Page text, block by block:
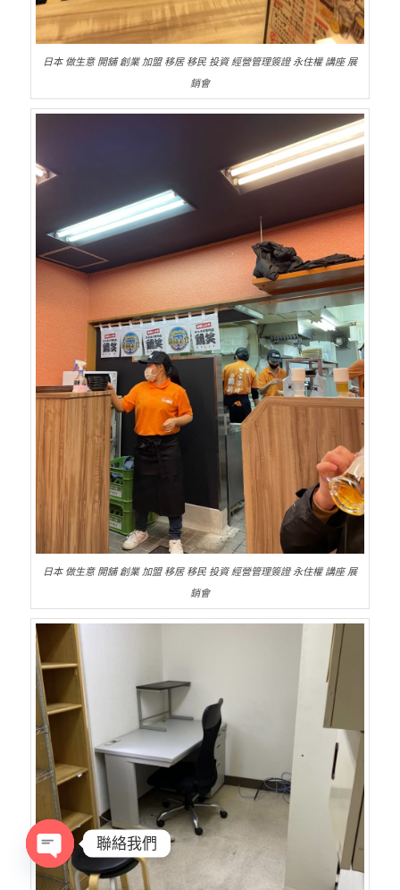
日本 做生意 開舖 創業 加盟 移居 移民 投資 經營管理簽證 永住權 講座 展
銷會
日本 做生意 開舖 創業 加盟 移居 移民 投資 經營管理簽證 永住權 講座 展
銷會
聯絡我們
Open
chaty